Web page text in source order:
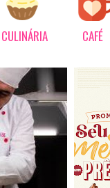
CULINÁRIA CAFÉ